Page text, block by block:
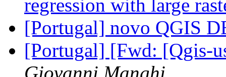
regression with large
[Portugal] novo QGIS
[Portugal] [Fwd: [Qgis-